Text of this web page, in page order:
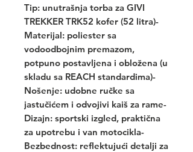
Tip: unutrašnja torba za GIVI
TREKKER TRK52 kofer (52 litra)-
Materijal: poliester sa
vodoodbojnim premazom,
potpuno postavljena i obložena (u
skladu sa REACH standardima)-
Nošenje: udobne ručke sa
jastučićem i odvojivi kaiš za rame-
Dizajn: sportski izgled, praktična
za upotrebu i van motocikla-
Bezbednost: reflektujući detalji za